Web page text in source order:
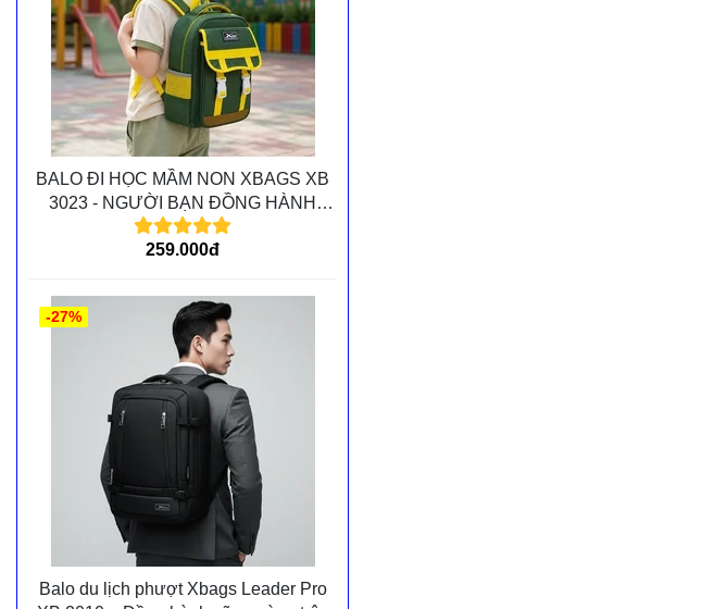
BALO ĐI HỌC MẦM NON XBAGS XB
3023 - NGƯỜI BẠN ĐỒNG HÀNH
CÙNG CÁC BÉ TRÊN MỌI CHẶNG
ĐƯỜNG
259.000đ
Balo du lịch phượt Xbags Leader Pro
-27%